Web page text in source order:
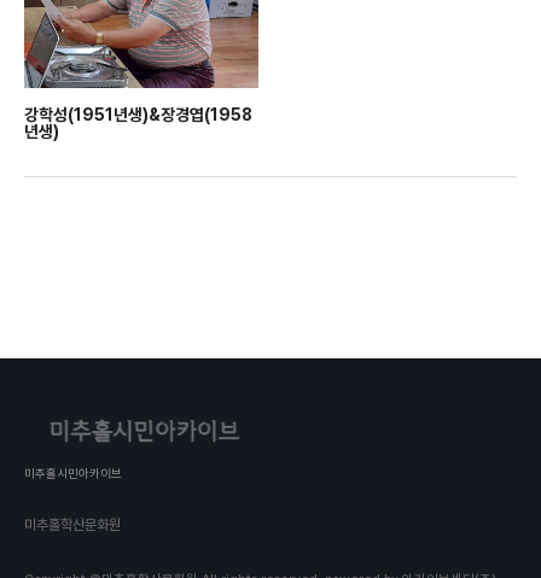
강학성(1951년생)&장경엽(1958
년생)
미추홀시민아카이브
미추홀학산문화원